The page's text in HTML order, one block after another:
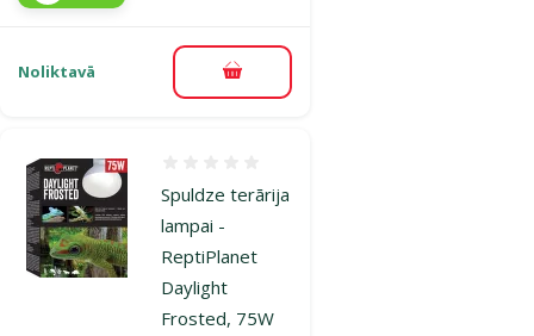
Noliktavā Pievienot grozam
Spuldze terārija
lampai -
ReptiPlanet
Daylight
Frosted, 75W